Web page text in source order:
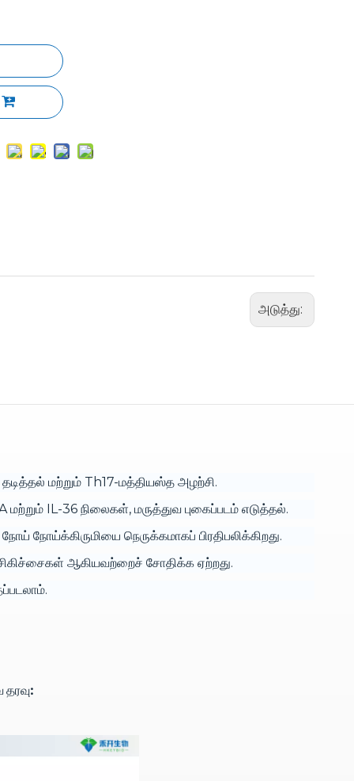
அடுத்து:
மற்றும் Th17-மத்தியஸ்த அழற்சி.
IL-36 நிலைகள், மருத்துவ புகைப்படம் எடுத்தல்.
நோய்க்கிருமியை நெருக்கமாகப் பிரதிபலிக்கிறது.
ஆகியவற்றைச் சோதிக்க ஏற்றது.
தரவு: